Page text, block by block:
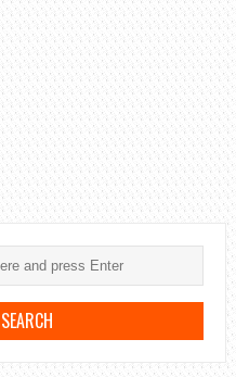
TABLATURA
|
SOLOS
FÁCEIS